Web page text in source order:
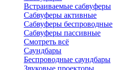
Встраиваемые сабвуферы
Сабвуферы активные
Сабвуферы беспроводные
Сабвуферы пассивные
Смотреть всё
Саундбары
Беспроводные саундбары
Звуковые проекторы